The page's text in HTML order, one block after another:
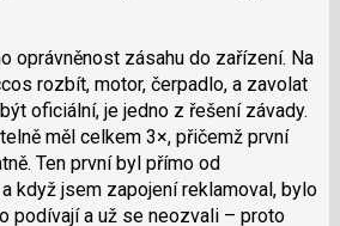
oprávněnost zásahu do zařízení. Na
rozbít, motor, čerpadlo, a zavolat
oficiální, je jedno z řešení závady.
měl celkem 3×, přičemž první
Ten první byl přímo od
když jsem zapojení reklamoval, bylo
podívají a už se neozvali – proto